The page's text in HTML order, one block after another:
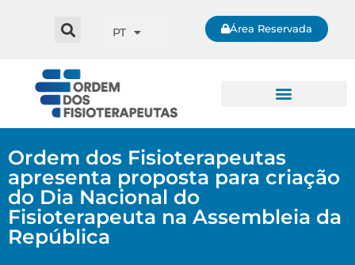
PT Área Reservada
Ordem dos Fisioterapeutas
apresenta proposta para criação
do Dia Nacional do
Fisioterapeuta na Assembleia da
República